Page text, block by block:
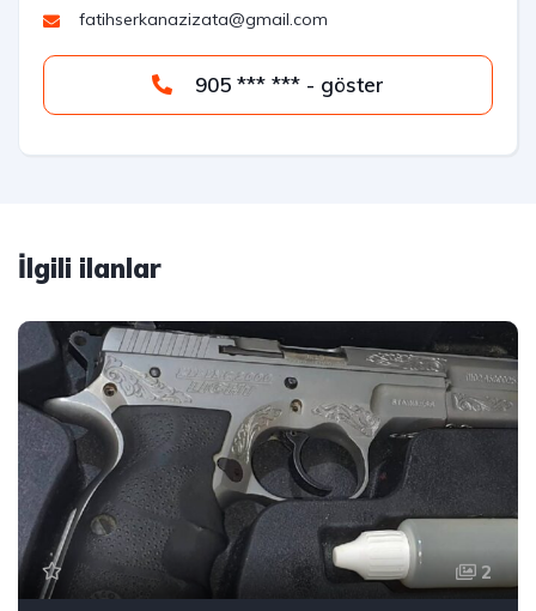
fatihserkanazizata@gmail.com
905 *** *** - göster
İlgili ilanlar
2